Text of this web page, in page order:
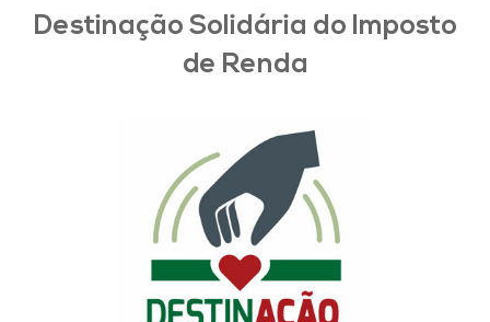
Destinação Solidária do Imposto
de Renda